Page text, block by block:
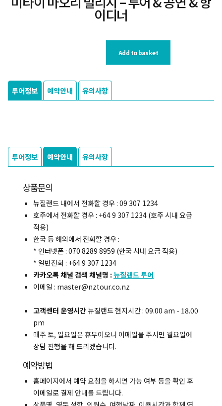
이디너
Add to basket
투어정보 예약안내 유의사항
투어정보 예약안내 유의사항
상품문의
뉴질랜드 내에서 전화할 경우 : 09 307 1234
호주에서 전화할 경우 : +64 9 307 1234 (호주 시내 요금
적용)
한국 등 해외에서 전화할 경우 :
* 인터넷폰 : 070 8289 8959 (한국 시내 요금 적용)
* 일반전화 : +64 9 307 1234
카카오톡 채널 검색 채널명 : 뉴질랜드 투어
이메일 : master@nztour.co.nz
고객센터 운영시간뉴질랜드 현지시간 : 09.00 am - 18.00
pm
매주 토, 일요일은 휴무이오니 이메일을 주시면 월요일에
상담 진행을 해 드리겠습니다.
예약방법
홈페이지에서 예약 요청을 하시면 가능 여부 등을 확인 후
이메일로 결제 안내를 드립니다.